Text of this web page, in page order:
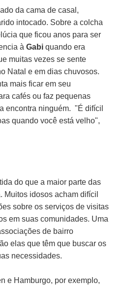
da cama de casal,
intocado. Sobre a colcha
que ficou anos para ser
àGabi quando era
muitas vezes se sente
Natal e em dias chuvosos.
mais ficar em seu
cafés ou faz pequenas
encontra ninguém. "É difícil
quando você está velho",
do que a maior parte das
Muitos idosos acham difícil
sobre os serviços de visitas
em suas comunidades. Uma
de bairro
elas que têm que buscar os
necessidades.
e Hamburgo, por exemplo,